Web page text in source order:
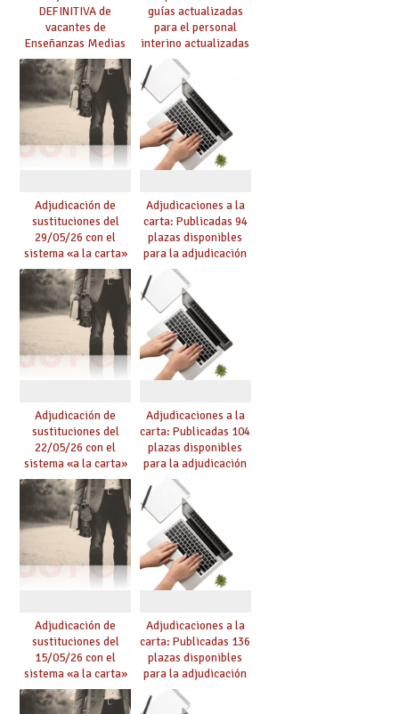
DEFINITIVA de
vacantes de
Enseñanzas Medias
para el curso 26-27
guías actualizadas
para el personal
interino actualizadas
para el curso 26/27
Adjudicación de
sustituciones del
29/05/26 con el
sistema «a la carta»
conseguido con el
Acuerdo de Mejoras
Adjudicaciones a la
carta: Publicadas 94
plazas disponibles
para la adjudicación
de mañana y abierto
plazo de solicitudes
Adjudicación de
sustituciones del
22/05/26 con el
sistema «a la carta»
conseguido con el
Acuerdo de Mejoras
Adjudicaciones a la
carta: Publicadas 104
plazas disponibles
para la adjudicación
de mañana y abierto
plazo de solicitudes
Adjudicación de
sustituciones del
15/05/26 con el
sistema «a la carta»
conseguido con el
Acuerdo de Mejoras
Adjudicaciones a la
carta: Publicadas 136
plazas disponibles
para la adjudicación
de mañana y abierto
plazo de solicitudes